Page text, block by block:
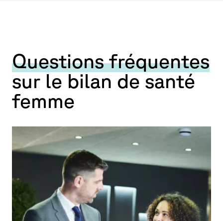
Questions fréquentes
sur le bilan de santé
femme